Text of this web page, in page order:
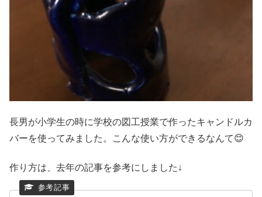
長男が小学生の時に学校の図工授業で作ったキャンドルカ
バーを使ってみました。こんな使い方ができるなんて😊
作り方は、去年の記事を参考にしました↓